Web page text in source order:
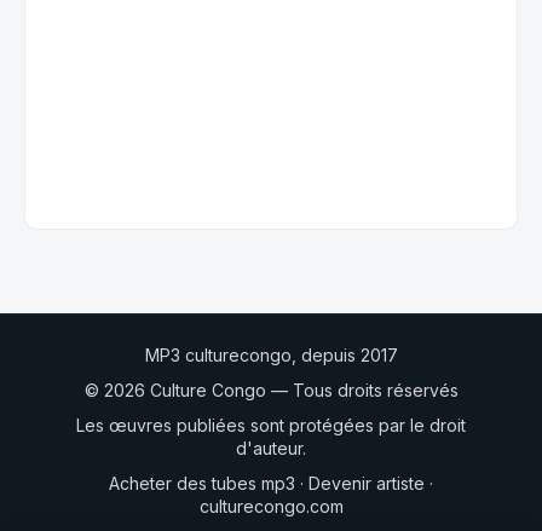
MP3 culturecongo, depuis 2017
© 2026 Culture Congo — Tous droits réservés
Les œuvres publiées sont protégées par le droit
d'auteur.
Acheter des tubes mp3 · Devenir artiste ·
culturecongo.com